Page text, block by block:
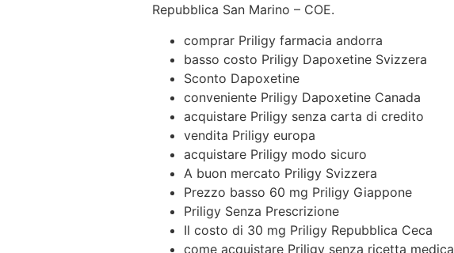
Repubblica San Marino – COE.
comprar Priligy farmacia andorra
basso costo Priligy Dapoxetine Svizzera
Sconto Dapoxetine
conveniente Priligy Dapoxetine Canada
acquistare Priligy senza carta di credito
vendita Priligy europa
acquistare Priligy modo sicuro
A buon mercato Priligy Svizzera
Prezzo basso 60 mg Priligy Giappone
Priligy Senza Prescrizione
Il costo di 30 mg Priligy Repubblica Ceca
come acquistare Priligy senza ricetta medica